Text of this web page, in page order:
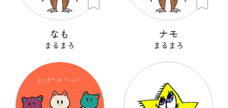
なも
まるまろ
ナモ
まるまろ